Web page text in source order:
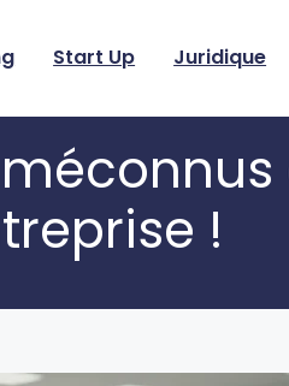
Start Up Juridique
!